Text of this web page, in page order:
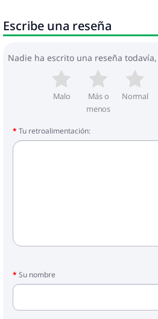
Escribe una reseña
Nadie ha escrito una reseña
Malo
Más o
menos
Normal
Tu retroalimentación:
Su nombre